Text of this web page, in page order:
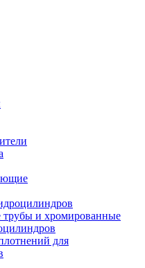
и хромированные
для